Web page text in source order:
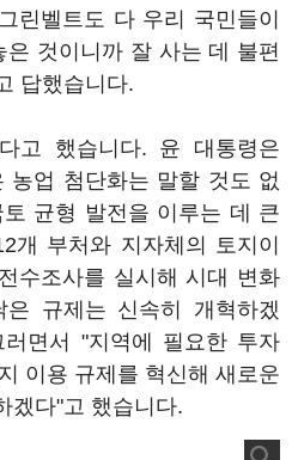
린벨트도 다 우리 국민들이
은 것이니까 잘 사는 데 불편
답했습니다.
고 했습니다. 윤 대통령은
농업 첨단화는 말할 것도 없
균형 발전을 이루는 데 큰
개 부처와 지자체의 토지이
수조사를 실시해 시대 변화
규제는 신속히 개혁하겠
면서 "지역에 필요한 투자
이용 규제를 혁신해 새로운
겠다"고 했습니다.